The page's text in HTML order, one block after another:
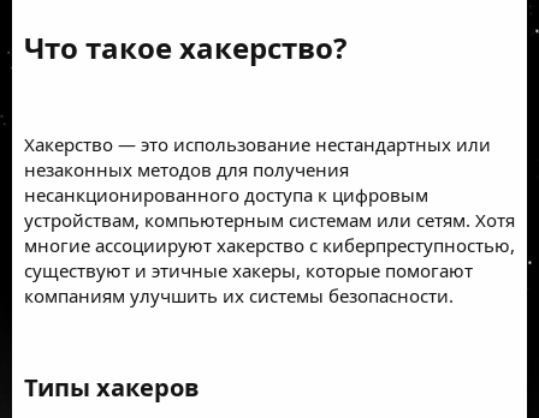
Что такое хакерство?​
Хакерство — это использование нестандартных или
незаконных методов для получения
несанкционированного доступа к цифровым
устройствам, компьютерным системам или сетям. Хотя
многие ассоциируют хакерство с киберпреступностью,
существуют и этичные хакеры, которые помогают
компаниям улучшить их системы безопасности.
Типы хакеров​